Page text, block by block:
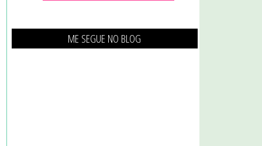
ME SEGUE NO BLOG